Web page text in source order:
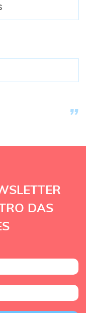
DAS